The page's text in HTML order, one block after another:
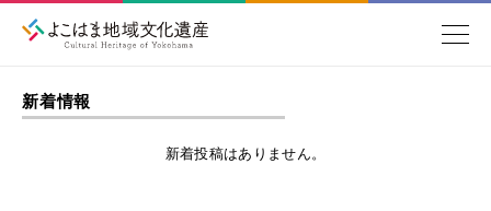
新着情報
新着投稿はありません。